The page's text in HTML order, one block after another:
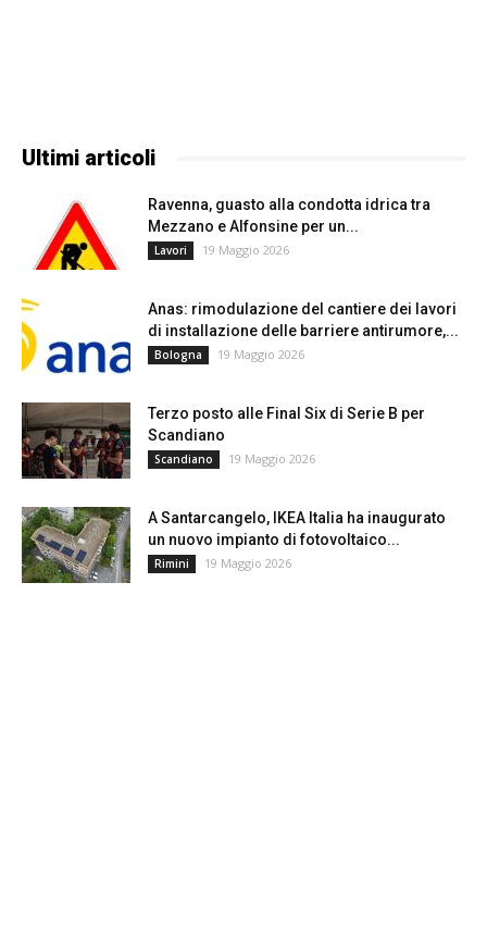
Ultimi articoli
Ravenna, guasto alla condotta idrica tra
Mezzano e Alfonsine per un...
Lavori 19 Maggio 2026
Anas: rimodulazione del cantiere dei lavori
di installazione delle barriere antirumore,...
Bologna 19 Maggio 2026
Terzo posto alle Final Six di Serie B per
Scandiano
Scandiano 19 Maggio 2026
A Santarcangelo, IKEA Italia ha inaugurato
un nuovo impianto di fotovoltaico...
Rimini 19 Maggio 2026